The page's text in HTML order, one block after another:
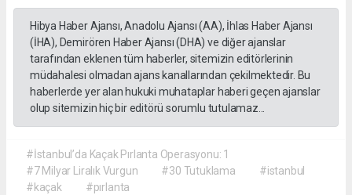
Hibya Haber Ajansı, Anadolu Ajansı (AA), İhlas Haber Ajansı
(İHA), Demirören Haber Ajansı (DHA) ve diğer ajanslar
tarafından eklenen tüm haberler, sitemizin editörlerinin
müdahalesi olmadan ajans kanallarından çekilmektedir. Bu
haberlerde yer alan hukuki muhataplar haberi geçen ajanslar
olup sitemizin hiç bir editörü sorumlu tutulamaz...
#İstanbul’da Kaçak Pırlanta Operasyonu: 1
#7 Milyar Liralık Vurgun
#30 Tutuklama
#istanbul
#kaçak
#pırlanta